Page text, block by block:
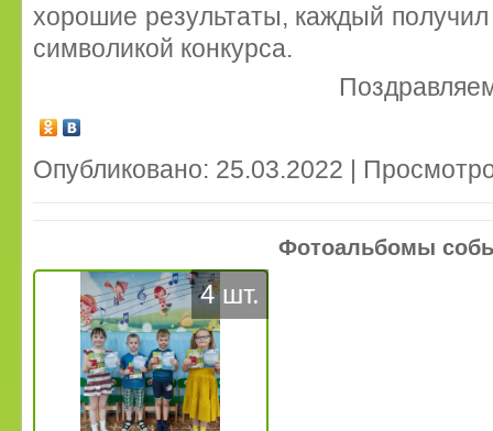
хорошие результаты, каждый
символикой конкурса.
Опубликовано: 25.03.2022 |
Фотоальбомы
4 шт.